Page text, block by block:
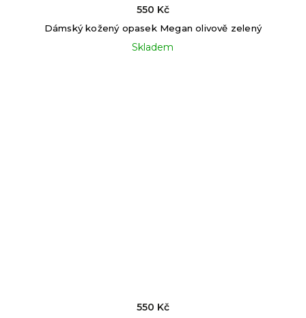
Dámský kožený opasek Megan olivově zelený
Skladem
550 Kč
550 Kč